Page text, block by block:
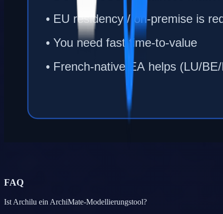
FAQ
Ist Archilu ein ArchiMate-Modellierungstool?